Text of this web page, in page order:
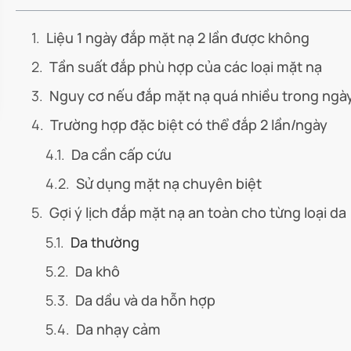
Liệu 1 ngày đắp mặt nạ 2 lần được không
Tần suất đắp phù hợp của các loại mặt nạ
Nguy cơ nếu đắp mặt nạ quá nhiều trong
Trường hợp đặc biệt có thể đắp 2 lần/ngày
Da cần cấp cứu
Sử dụng mặt nạ chuyên biệt
Gợi ý lịch đắp mặt nạ an toàn cho từng loại da
Da thường
Da khô
Da dầu và da hỗn hợp
Da nhạy cảm